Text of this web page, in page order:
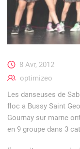
8 Avr, 2012
optimizeo
Les danseuses de
floc a Bussy Saint
Gournay sur marne
en 9 groupe dans 3